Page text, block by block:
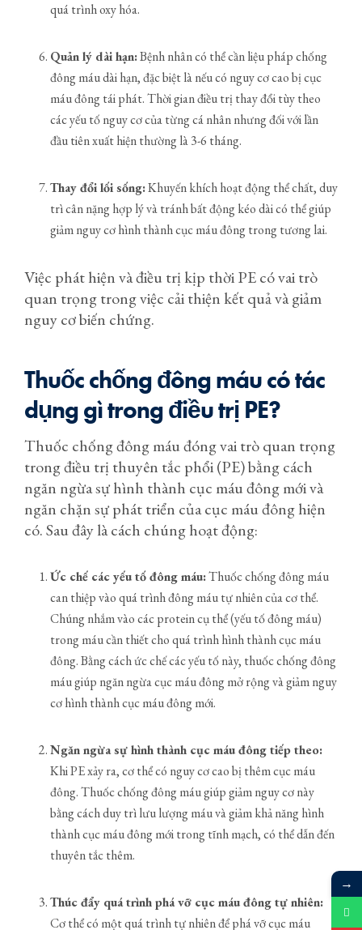
quá trình oxy hóa.
Quản lý dài hạn:Bệnh nhân có thể cần liệu pháp chống
đông máu dài hạn, đặc biệt là nếu có nguy cơ cao bị cục
máu đông tái phát. Thời gian điều trị thay đổi tùy theo
các yếu tố nguy cơ của từng cá nhân nhưng đối với lần
đầu tiên xuất hiện thường là 3-6 tháng.
Thay đổi lối sống:Khuyến khích hoạt động thể chất, duy
trì cân nặng hợp lý và tránh bất động kéo dài có thể giúp
giảm nguy cơ hình thành cục máu đông trong tương lai.
Việc phát hiện và điều trị kịp thời PE có vai trò
quan trọng trong việc cải thiện kết quả và giảm
nguy cơ biến chứng.
Thuốc chống đông máu có tác
dụng gì trong điều trị PE?
Thuốc chống đông máu đóng vai trò quan trọng
trong điều trị thuyên tắc phổi (PE) bằng cách
ngăn ngừa sự hình thành cục máu đông mới và
ngăn chặn sự phát triển của cục máu đông hiện
có. Sau đây là cách chúng hoạt động:
Ức chế các yếu tố đông máu:Thuốc chống đông máu
can thiệp vào quá trình đông máu tự nhiên của cơ thể.
Chúng nhắm vào các protein cụ thể (yếu tố đông máu)
trong máu cần thiết cho quá trình hình thành cục máu
đông. Bằng cách ức chế các yếu tố này, thuốc chống đông
máu giúp ngăn ngừa cục máu đông mở rộng và giảm nguy
cơ hình thành cục máu đông mới.
Ngăn ngừa sự hình thành cục máu đông tiếp theo:
Khi PE xảy ra, cơ thể có nguy cơ cao bị thêm cục máu
đông. Thuốc chống đông máu giúp giảm nguy cơ này
bằng cách duy trì lưu lượng máu và giảm khả năng hình
thành cục máu đông mới trong tĩnh mạch, có thể dẫn đến
thuyên tắc thêm.
Thúc đẩy quá trình phá vỡ cục máu đông tự nhiên:
Cơ thể có một quá trình tự nhiên để phá vỡ cục máu
→